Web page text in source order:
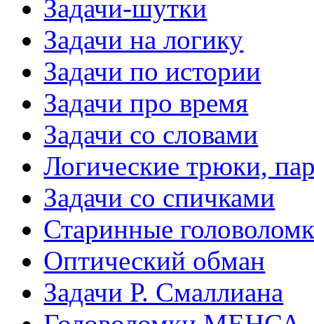
Задачи-шутки
Задачи на логику
Задачи по истории
Задачи про время
Задачи со словами
Логические трюки,
Задачи со спичками
Старинные
Оптический обман
Задачи Р. Смаллиана